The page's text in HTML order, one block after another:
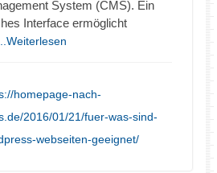
System (CMS). Ein
Interface ermöglicht
...Weiterlesen
homepage-nach-
2016/01/21/fuer-was-sind-
webseiten-geeignet/